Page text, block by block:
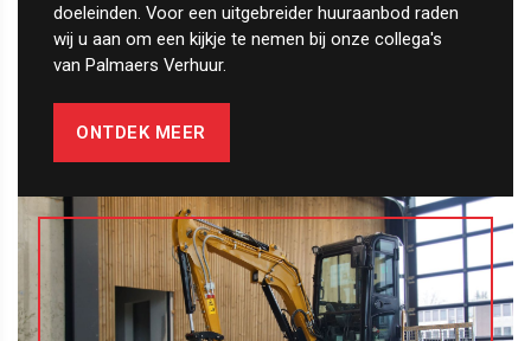
doeleinden. Voor een uitgebreider huuraanbod raden
wij u aan om een kijkje te nemen bij onze collega's
van Palmaers Verhuur.
ONTDEK MEER